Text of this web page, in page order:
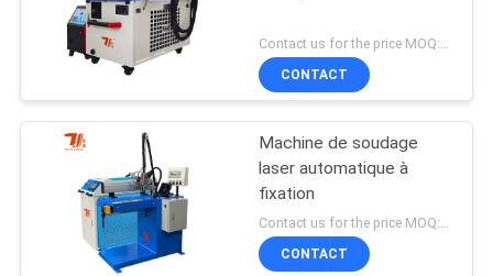
Contact us for the price MOQ:1 jeu
CONTACT
Machine de soudage
laser automatique à
fixation
Contact us for the price MOQ:1 jeu
CONTACT